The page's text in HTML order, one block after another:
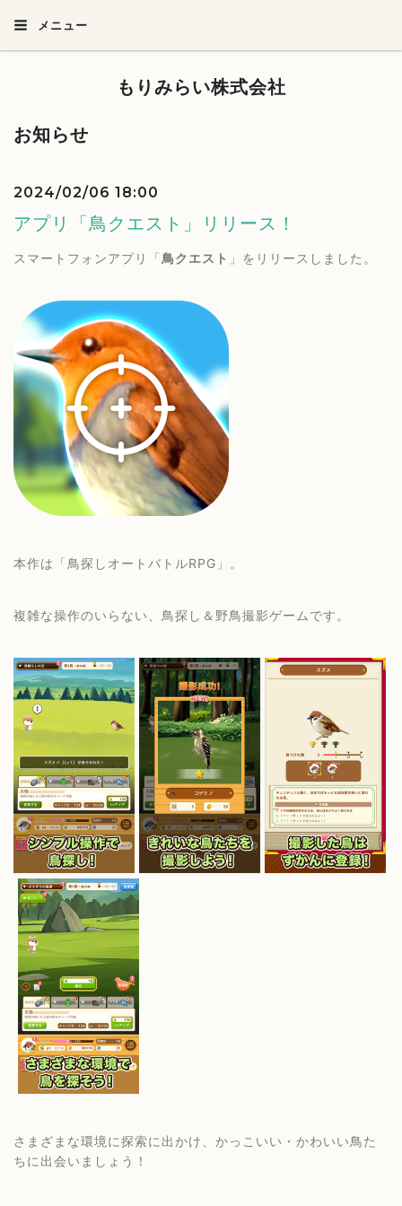
メニュー
もりみらい株式会社
お知らせ
2024/02/06 18:00
アプリ「鳥クエスト」リリース！
スマートフォンアプリ「鳥クエスト 」をリリースしました。
本作は「鳥探しオートバトルRPG」。
複雑な操作のいらない、鳥探し＆野鳥撮影ゲームです。
さまざまな環境に探索に出かけ、かっこいい・かわいい鳥た
ちに出会いましょう！